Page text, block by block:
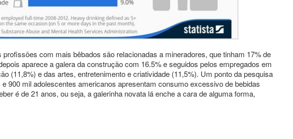
com mais bêbados são relacionadas a mineradores, que tinham 17% de
aparece a galera da construção com 16.5% e seguidos pelos empregados em
(11,8%) e das artes, entretenimento e criatividade (11,5%). Um ponto da pesquisa
900 mil adolescentes americanos apresentam consumo excessivo de bebidas
é de 21 anos, ou seja, a galerinha novata lá enche a cara de alguma forma,